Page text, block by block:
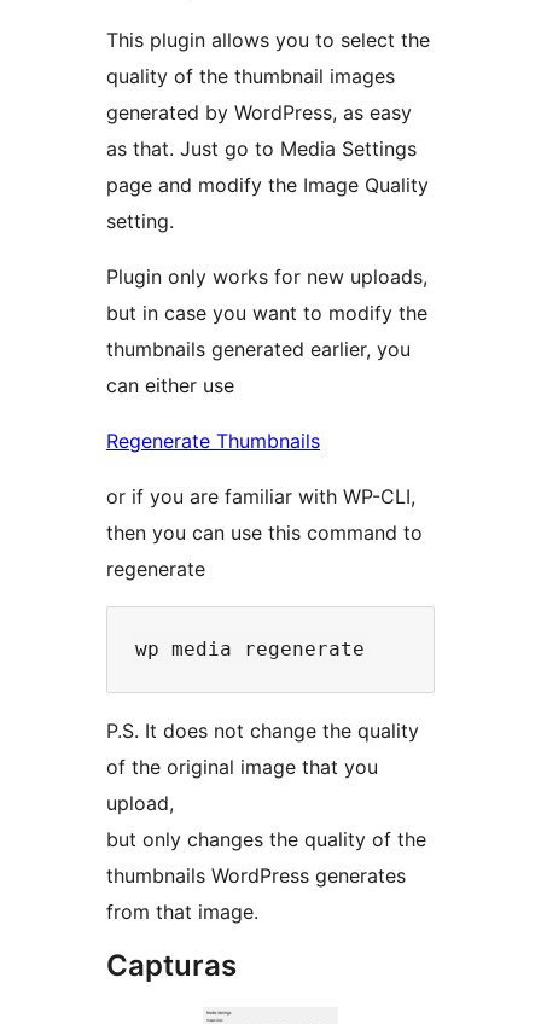
This plugin allows you to select the
quality of the thumbnail images
generated by WordPress, as easy
as that. Just go to Media Settings
page and modify the Image Quality
setting.
Plugin only works for new uploads,
but in case you want to modify the
thumbnails generated earlier, you
can either use
Regenerate Thumbnails
or if you are familiar with WP-CLI,
then you can use this command to
regenerate
P.S. It does not change the quality
of the original image that you
upload,
but only changes the quality of the
thumbnails WordPress generates
from that image.
Capturas